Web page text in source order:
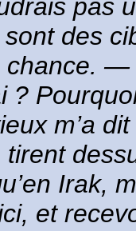
pas
des
chance. —
?
m’a
Irak,
et